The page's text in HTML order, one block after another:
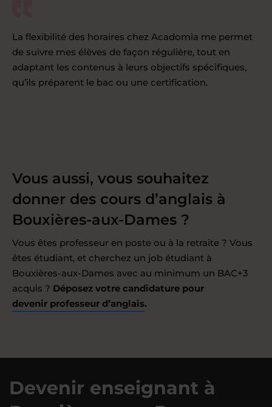
La flexibilité des horaires chez Acadomia me permet
de suivre mes élèves de façon régulière, tout en
adaptant les contenus à leurs objectifs spécifiques,
qu’ils préparent le bac ou une certification.
Vous aussi, vous souhaitez
donner des cours d’anglais à
Bouxières-aux-Dames ?
Vous êtes professeur en poste ou à la retraite ? Vous
êtes étudiant, et cherchez un job étudiant à
Bouxières-aux-Dames avec au minimum un BAC+3
acquis ? Déposez votre candidature pour
devenir professeur d’anglais.
Devenir enseignant à